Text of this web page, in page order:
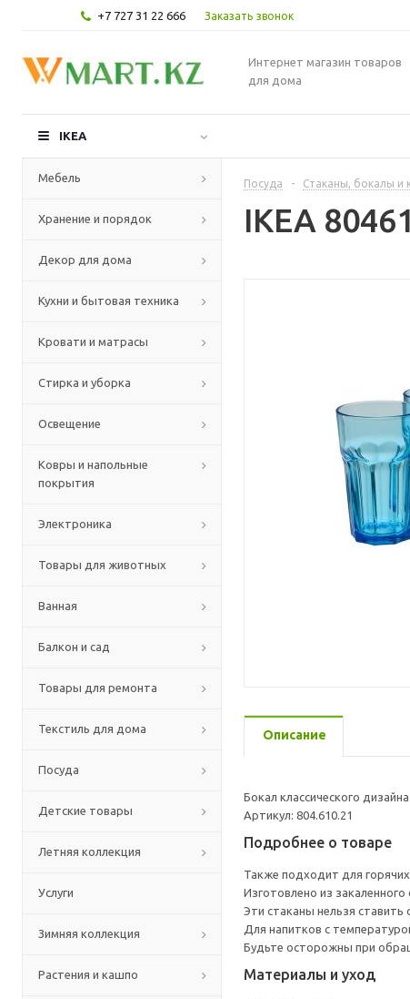
+7 727 31 22 666 Заказать звонок
Интернет магазин товаров
для дома
IKEA
Мебель
Хранение и порядок
Декор для дома
Кухни и бытовая техника
Кровати и матрасы
Стирка и уборка
Освещение
Ковры и напольные
покрытия
Электроника
Товары для животных
Ванная
Балкон и сад
Товары для ремонта
Текстиль для дома
Посуда
Детские товары
Летняя коллекция
Услуги
Зимняя коллекция
Растения и кашпо
Посуда - Стаканы, бокалы и
IKEA
Описание
Бокал классического
Артикул: 804.610.21
Подробнее о товаре
Также подходит для
Изготовлено из
Эти стаканы нельзя ставить
Для напитков с
Будьте осторожны при
Материалы и уход